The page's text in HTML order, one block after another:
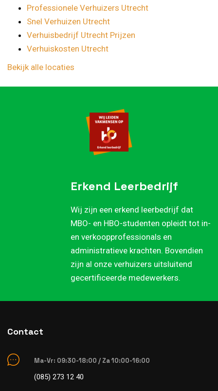
Professionele Verhuizers Utrecht
Snel Verhuizen Utrecht
Verhuisbedrijf Utrecht Prijzen
Verhuiskosten Utrecht
Bekijk alle locaties
Erkend Leerbedrijf
Wij zijn een erkend leerbedrijf dat
MBO- en HBO-studenten opleidt tot in-
en verkoopprofessionals en
administratieve krachten. Bovendien
zijn al onze verhuizers uitsluitend
gecertificeerde medewerkers.
Contact
Ma-Vr: 09:30-18:00 / Za 10:00-16:00
(085) 273 12 40